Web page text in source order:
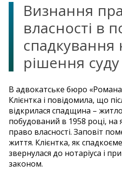
Визнання
власності в
спадкування
рішення суду
В адвокатське бюро
Клієнтка і повідомила, що
відкрилася спадщина –
побудований в 1958 році,
право власності. Заповіт
життя. Клієнтка, як
звернулася до нотаріуса і
законом.